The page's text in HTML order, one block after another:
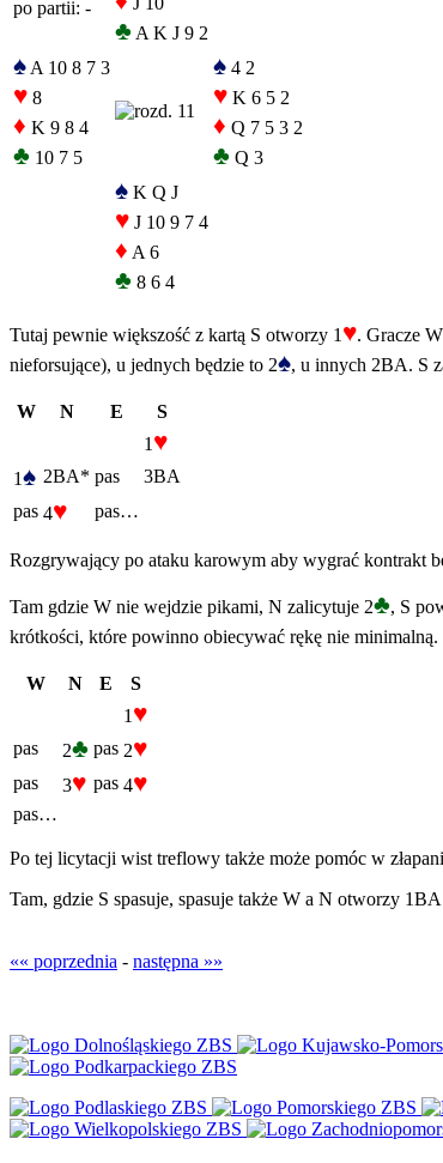
po partii: -
♣ A K J 9 2
♠ A 10 8 7 3
♥ 8
♦ K 9 8 4
♣ 10 7 5
♠ 4 2
♥ K 6 5 2
♦ Q 7 5 3 2
♣ Q 3
♠ K Q J
♥ J 10 9 7 4
♦ A 6
♣ 8 6 4
Tutaj pewnie większość z kartą S otworzy 1 ♥. Gracze
nieforsujące), u jednych będzie to 2♠, u innych 2BA. S
W N E
S
1 ♥
1♠ 2BA* pas
3BA
pas 4♥ pas…
Rozgrywający po ataku karowym aby wygrać kontrakt
Tam gdzie W nie wejdzie pikami, N zalicytuje 2♣, S
krótkości, które powinno obiecywać rękę nie
W N E
S
1 ♥
pas 2♣ pas 2♥
pas 3♥ pas 4♥
pas…
Po tej licytacji wist treflowy także może pomóc w
Tam, gdzie S spasuje, spasuje także W a N otworzy
«« poprzednia - następna »»